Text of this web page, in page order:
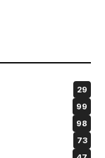
29
99
98
73